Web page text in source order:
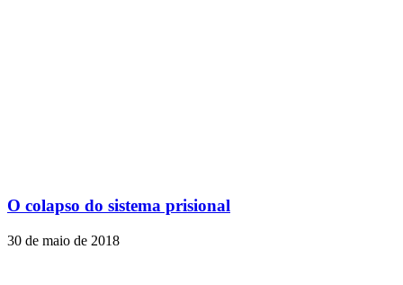
O colapso do sistema prisional
30 de maio de 2018